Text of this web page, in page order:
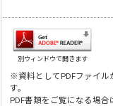
別ウィンドウで開きます
※資料としてPDFファイル
す。
PDF書類をご覧になる場